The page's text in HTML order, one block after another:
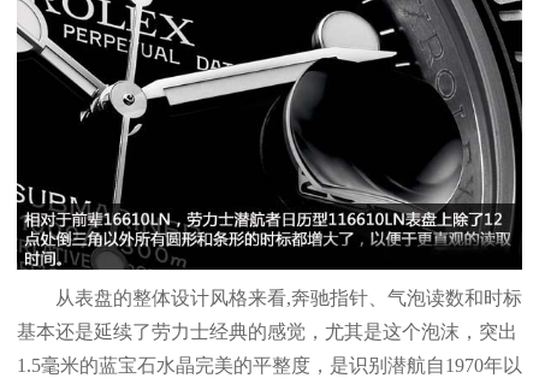
从表盘的整体设计风格来看,奔驰指针、气泡读数和时标
基本还是延续了劳力士经典的感觉，尤其是这个泡沫，突出
1.5毫米的蓝宝石水晶完美的平整度，是识别潜航自1970年以